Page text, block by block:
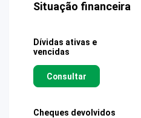
Situação financeira
Dívidas ativas e
vencidas
Consultar
Cheques devolvidos